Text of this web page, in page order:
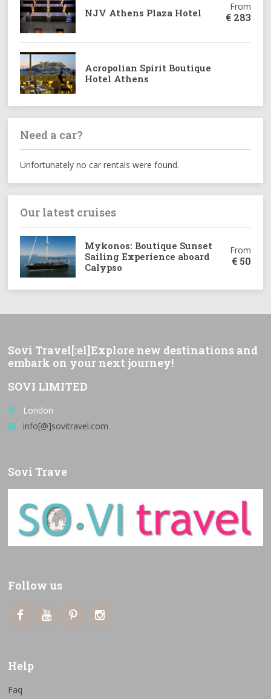
NJV Athens Plaza Hotel
From
€ 283
Acropolian Spirit Boutique
Hotel Athens
Need a car?
Unfortunately no car rentals were found.
Our latest cruises
Mykonos: Boutique Sunset
Sailing Experience aboard
Calypso
From
€ 50
Sovi Travel[:el]Explore new destinations and
embark on your next journey!
SOVI LIMITED
place London
email info[@]sovitravel.com
Sovi Trave
Follow us
Help
Faq